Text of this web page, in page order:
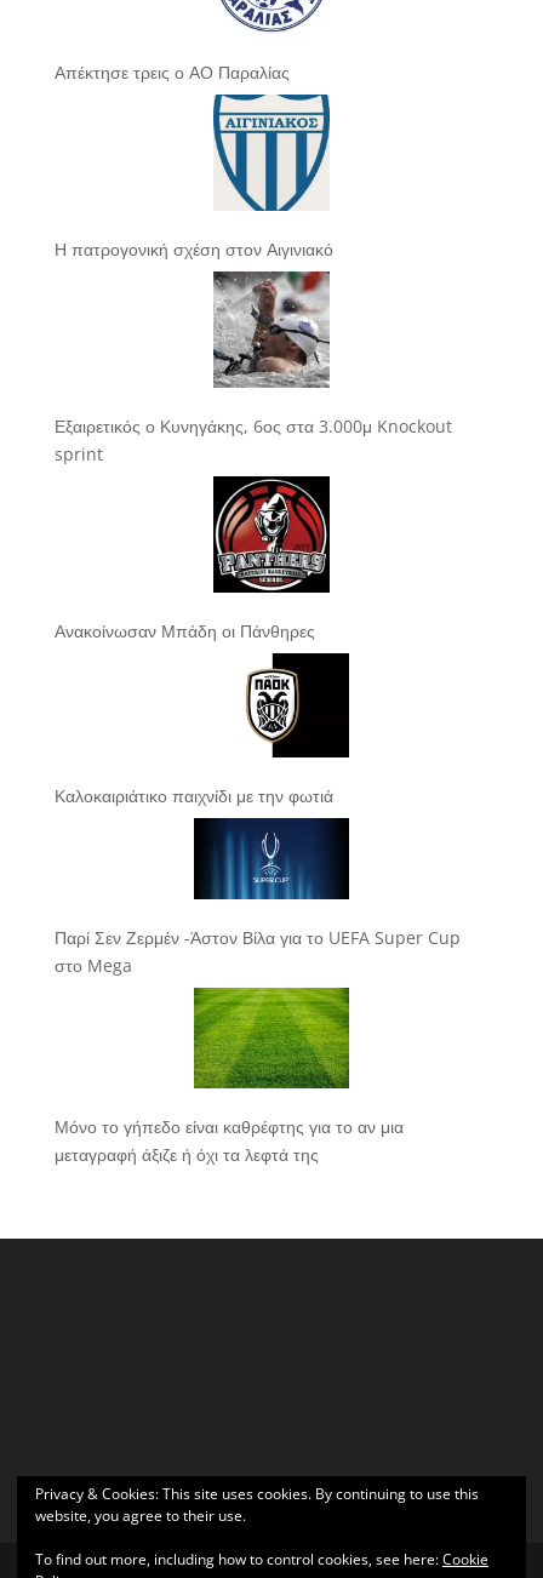
Απέκτησε τρεις ο ΑΟ Παραλίας
Η πατρογονική σχέση στον Αιγινιακό
Εξαιρετικός ο Κυνηγάκης, 6ος στα 3.000μ Knockout
sprint
Ανακοίνωσαν Μπάδη οι Πάνθηρες
Καλοκαιριάτικο παιχνίδι με την φωτιά
Παρί Σεν Ζερμέν -Άστον Βίλα για το UEFA Super Cup
στο Mega
Μόνο το γήπεδο είναι καθρέφτης για το αν μια
μεταγραφή άξιζε ή όχι τα λεφτά της
Privacy & Cookies: This site uses cookies. By continuing to use this
website, you agree to their use.
To find out more, including how to control cookies, see here:Cookie